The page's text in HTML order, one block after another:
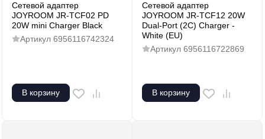
Сетевой адаптер
JOYROOM JR-TCF02 PD
20W mini Charger Black
Артикул 6956116742324
В корзину
Сетевой адаптер
JOYROOM JR-TCF12 20W
Dual-Port (2C) Charger -
White (EU)
Артикул 6956116722869
В корзину